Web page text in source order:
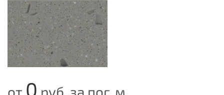
от 0 руб. за пог. м.